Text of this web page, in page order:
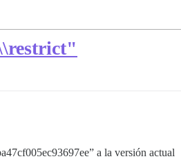
a la versión actual